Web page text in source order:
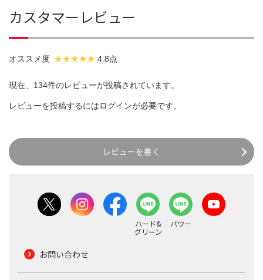
カスタマーレビュー
オススメ度 4.8点
現在、134件のレビューが投稿されています。
レビューを投稿するにはログインが必要です。
レビューを書く
ハード&
グリーン
パワー
お問い合わせ